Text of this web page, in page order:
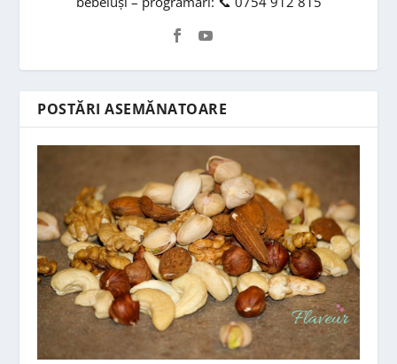
POSTĂRI ASEMĂNATOARE